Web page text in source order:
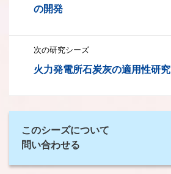
の開発
次の研究シーズ
火力発電所石炭灰の適用性研究
このシーズについて
問い合わせる